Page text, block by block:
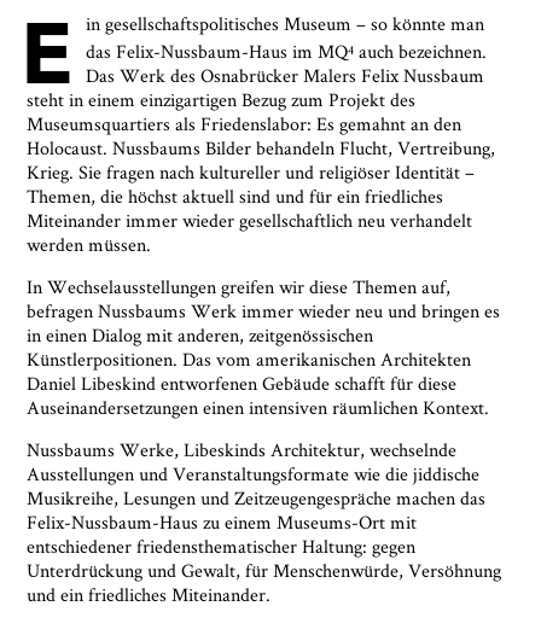
E
in gesellschaftspolitisches Museum – so könnte man
das Felix-Nussbaum-Haus im MQ4 auch bezeichnen.
Das Werk des Osnabrücker Malers Felix Nussbaum
steht in einem einzigartigen Bezug zum Projekt des
Museumsquartiers als Friedenslabor: Es gemahnt an den
Holocaust. Nussbaums Bilder behandeln Flucht, Vertreibung,
Krieg. Sie fragen nach kultureller und religiöser Identität –
Themen, die höchst aktuell sind und für ein friedliches
Miteinander immer wieder gesellschaftlich neu verhandelt
werden müssen.
In Wechselausstellungen greifen wir diese Themen auf,
befragen Nussbaums Werk immer wieder neu und bringen es
in einen Dialog mit anderen, zeitgenössischen
Künstlerpositionen. Das vom amerikanischen Architekten
Daniel Libeskind entworfenen Gebäude schafft für diese
Auseinandersetzungen einen intensiven räumlichen Kontext.
Nussbaums Werke, Libeskinds Architektur, wechselnde
Ausstellungen und Veranstaltungsformate wie die jiddische
Musikreihe, Lesungen und Zeitzeugengespräche machen das
Felix-Nussbaum-Haus zu einem Museums-Ort mit
entschiedener friedensthematischer Haltung: gegen
Unterdrückung und Gewalt, für Menschenwürde, Versöhnung
und ein friedliches Miteinander.